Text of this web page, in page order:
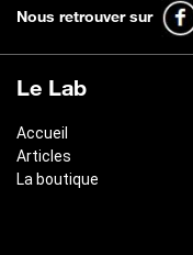
Nous retrouver sur
Le Lab
Accueil
Articles
La boutique